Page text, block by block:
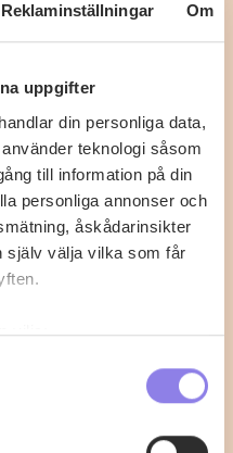
Reklaminställningar Om
uppgifter
din personliga data,
teknologi såsom
till information på din
personliga annonser och
åskådarinsikter
själv välja vilka som får
vilja:
på upp till flera meter